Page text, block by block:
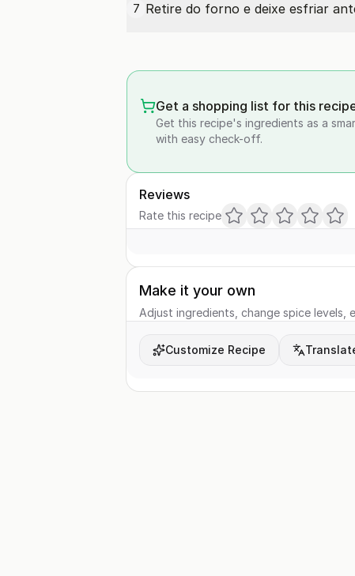
7 Retire do forno e deixe esfriar
Get a shopping list for this
Get this recipe's ingredients as a
with easy check-off.
Reviews
Rate this recipe
Make it your own
Adjust ingredients, change spice levels,
Customize Recipe